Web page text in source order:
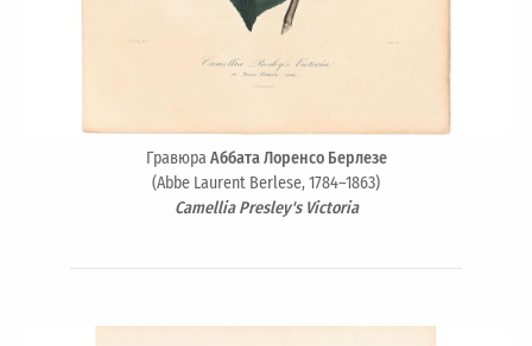
ГравюраАббата Лоренсо Берлезе
(Abbe Laurent Berlese, 1784–1863)
Camellia Presley's Victoria